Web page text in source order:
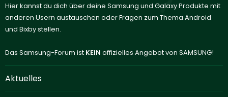
Hier kannst du dich über deine Samsung und Galaxy Produkte mit
anderen Usern austauschen oder Fragen zum Thema Android
und Bixby stellen.
Das Samsung-Forum ist KEIN offizielles Angebot von SAMSUNG!
Aktuelles